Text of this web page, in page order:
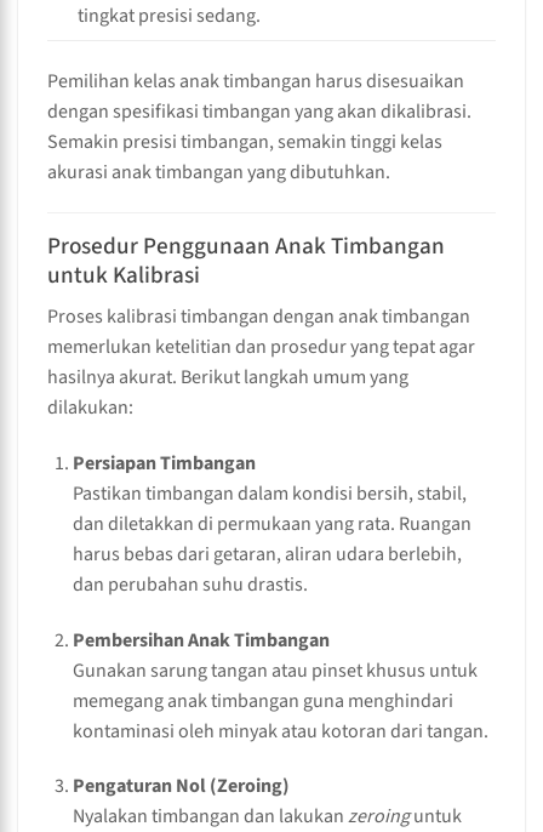
tingkat presisi sedang.
Pemilihan kelas anak timbangan harus disesuaikan
dengan spesifikasi timbangan yang akan dikalibrasi.
Semakin presisi timbangan, semakin tinggi kelas
akurasi anak timbangan yang dibutuhkan.
Prosedur Penggunaan Anak Timbangan
untuk Kalibrasi
Proses kalibrasi timbangan dengan anak timbangan
memerlukan ketelitian dan prosedur yang tepat agar
hasilnya akurat. Berikut langkah umum yang
dilakukan:
Persiapan Timbangan
Pastikan timbangan dalam kondisi bersih, stabil,
dan diletakkan di permukaan yang rata. Ruangan
harus bebas dari getaran, aliran udara berlebih,
dan perubahan suhu drastis.
Pembersihan Anak Timbangan
Gunakan sarung tangan atau pinset khusus untuk
memegang anak timbangan guna menghindari
kontaminasi oleh minyak atau kotoran dari tangan.
Pengaturan Nol (Zeroing)
Nyalakan timbangan dan lakukanzeroinguntuk